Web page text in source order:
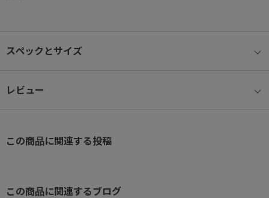
スペックとサイズ
レビュー
この商品に関連する投稿
この商品に関連するブログ